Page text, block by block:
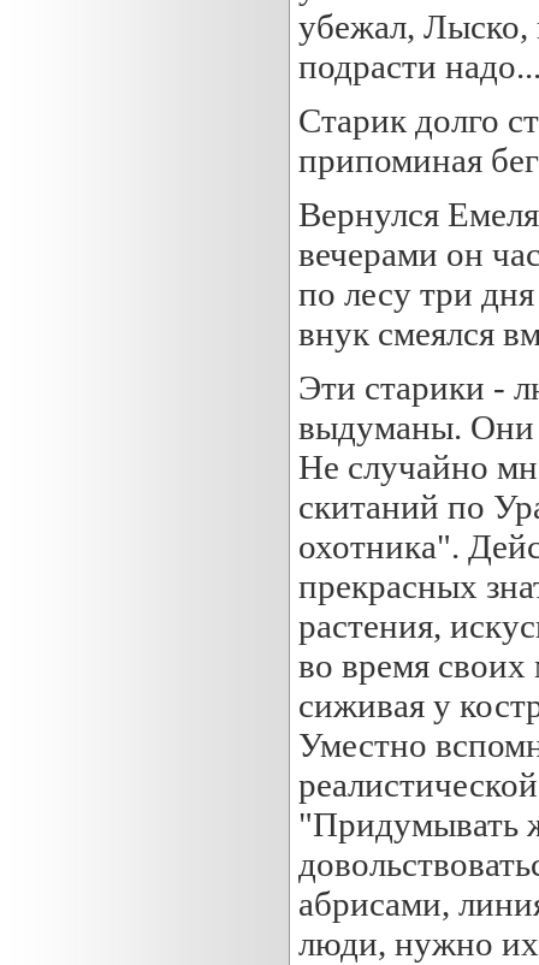
убежал, Лыско,
подрасти
Старик долго
припоминая
Вернулся
вечерами он
по лесу три
внук смеялся
Эти старики -
выдуманы. Они
Не случайно
скитаний по
охотника".
прекрасных
растения,
во время
сиживая у
Уместно
"Придумывать
абрисами,
люди, нужно